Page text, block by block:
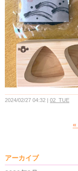
2024/02/27 04:32 02_TUE
«
アーカイブ